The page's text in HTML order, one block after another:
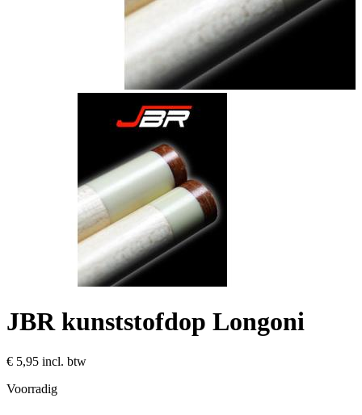
JBR kunststofdop Longoni
€ 5,95 incl. btw
Voorradig